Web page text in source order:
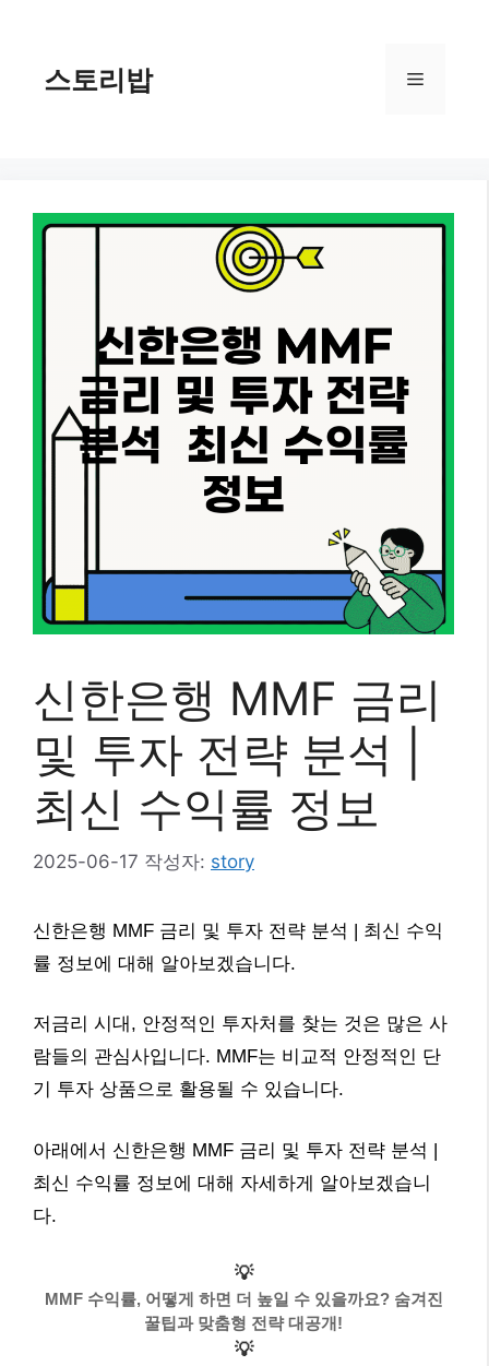
스토리밥 메
신한은행 MMF 금리
및 투자 전략 분석 |
최신 수익률 정보
2025-06-17 작성자: story
신한은행 MMF 금리 및 투자 전략 분석 | 최신 수익
률 정보에 대해 알아보겠습니다.
저금리 시대, 안정적인 투자처를 찾는 것은 많은 사
람들의 관심사입니다. MMF는 비교적 안정적인 단
기 투자 상품으로 활용될 수 있습니다.
아래에서 신한은행 MMF 금리 및 투자 전략 분석 |
최신 수익률 정보에 대해 자세하게 알아보겠습니
다.
💡
MMF 수익률, 어떻게 하면 더 높일 수 있을까요? 숨겨진
꿀팁과 맞춤형 전략 대공개!
💡